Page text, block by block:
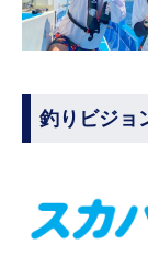
釣りビジョ